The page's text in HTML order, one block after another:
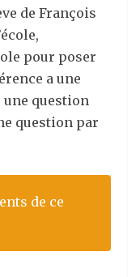
de François
pour poser
a une
question
question par
de ce